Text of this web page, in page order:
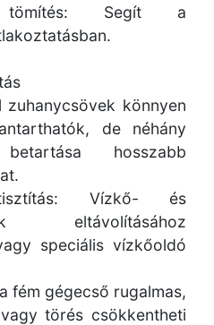
Segít a
könnyen
de néhány
hosszabb
Vízkő- és
eltávolításához
speciális vízkőoldó
fém gégecső rugalmas,
törés csökkentheti